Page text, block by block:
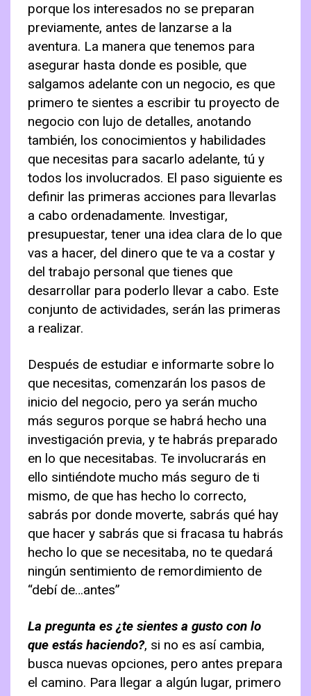
porque los interesados no se preparan
previamente, antes de lanzarse a la
aventura. La manera que tenemos para
asegurar hasta donde es posible, que
salgamos adelante con un negocio, es que
primero te sientes a escribir tu proyecto de
negocio con lujo de detalles, anotando
también, los conocimientos y habilidades
que necesitas para sacarlo adelante, tú y
todos los involucrados. El paso siguiente es
definir las primeras acciones para llevarlas
a cabo ordenadamente. Investigar,
presupuestar, tener una idea clara de lo que
vas a hacer, del dinero que te va a costar y
del trabajo personal que tienes que
desarrollar para poderlo llevar a cabo. Este
conjunto de actividades, serán las primeras
a realizar.
Después de estudiar e informarte sobre lo
que necesitas, comenzarán los pasos de
inicio del negocio, pero ya serán mucho
más seguros porque se habrá hecho una
investigación previa, y te habrás preparado
en lo que necesitabas. Te involucrarás en
ello sintiéndote mucho más seguro de ti
mismo, de que has hecho lo correcto,
sabrás por donde moverte, sabrás qué hay
que hacer y sabrás que si fracasa tu habrás
hecho lo que se necesitaba, no te quedará
ningún sentimiento de remordimiento de
“debí de…antes”
La pregunta es ¿te sientes a gusto con lo
que estás haciendo?, si no es así cambia,
busca nuevas opciones, pero antes prepara
el camino. Para llegar a algún lugar, primero